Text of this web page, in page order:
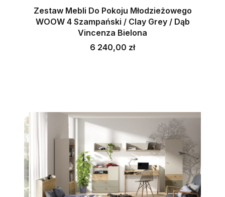
Zestaw Mebli Do Pokoju Młodzieżowego
WOOW 4 Szampański / Clay Grey / Dąb
Vincenza Bielona
Cena
6 240,00 zł